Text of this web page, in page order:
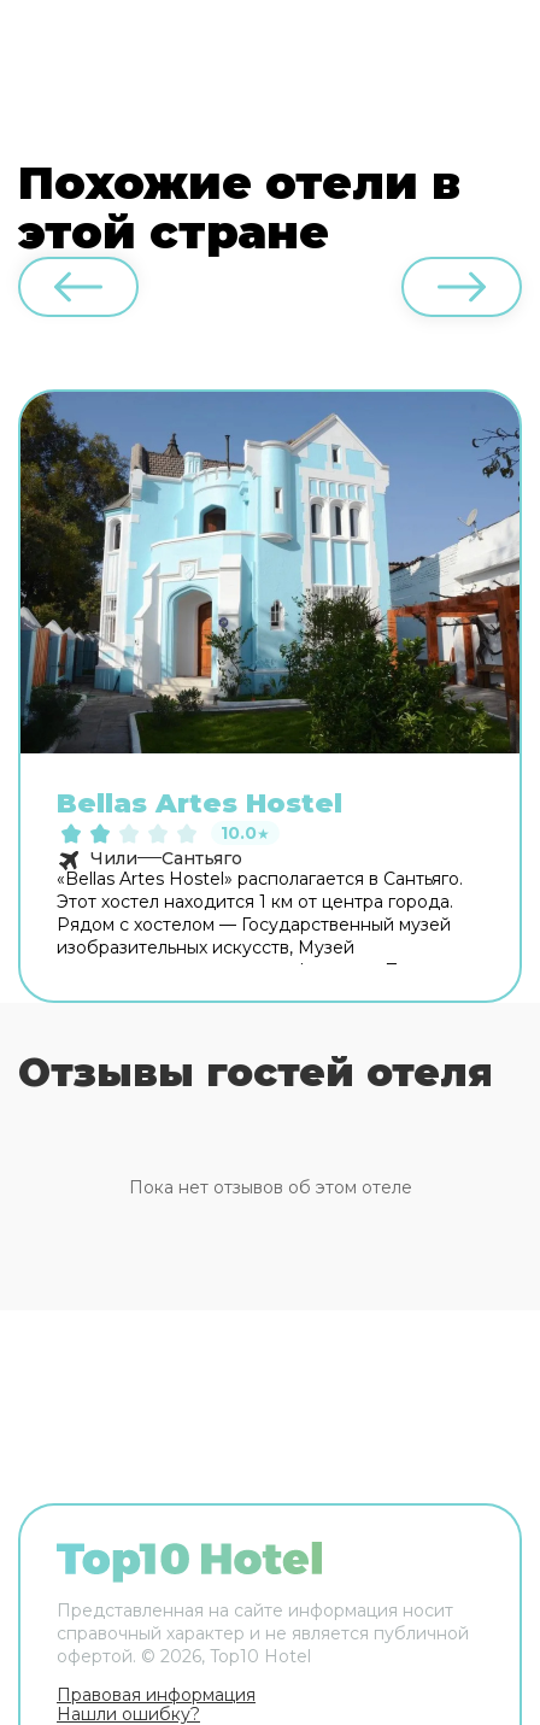
Похожие отели в
этой стране
Bellas Artes Hostel
10.0★
Чили
Сантьяго
«Bellas Artes Hostel» располагается в Сантьяго.
Этот хостел находится 1 км от центра города.
Рядом с хостелом — Государственный музей
изобразительных искусств, Музей
современного искусства и Форестал Парк.
номере гостей ждут душ. Перечисленные
услуги есть не во всех номерах.
Отзывы гостей отеля
Пока нет отзывов об этом отеле
Представленная на сайте информация носит
справочный характер и не является публичной
офертой. © 2026, Top10 Hotel
Правовая информация
Нашли ошибку?